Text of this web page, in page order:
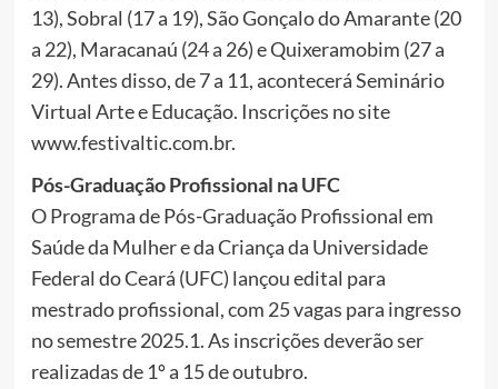
13), Sobral (17 a 19), São Gonçalo do Amarante (20
a 22), Maracanaú (24 a 26) e Quixeramobim (27 a
29). Antes disso, de 7 a 11, acontecerá Seminário
Virtual Arte e Educação. Inscrições no site
www.festivaltic.com.br.
Pós-Graduação Profissional na UFC
O Programa de Pós-Graduação Profissional em
Saúde da Mulher e da Criança da Universidade
Federal do Ceará (UFC) lançou edital para
mestrado profissional, com 25 vagas para ingresso
no semestre 2025.1. As inscrições deverão ser
realizadas de 1º a 15 de outubro.